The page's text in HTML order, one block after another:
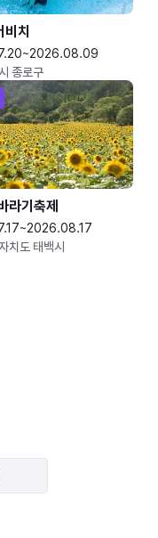
치
종로구
라기축제
치도 태백시